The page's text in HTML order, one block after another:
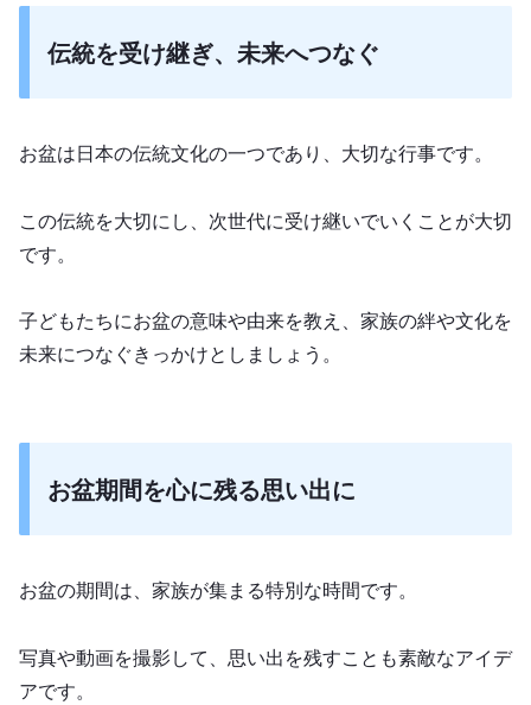
伝統を受け継ぎ、未来へつなぐ
お盆は日本の伝統文化の一つであり、大切な行事です。
この伝統を大切にし、次世代に受け継いでいくことが大切
です。
子どもたちにお盆の意味や由来を教え、家族の絆や文化を
未来につなぐきっかけとしましょう。
お盆期間を心に残る思い出に
お盆の期間は、家族が集まる特別な時間です。
写真や動画を撮影して、思い出を残すことも素敵なアイデ
アです。